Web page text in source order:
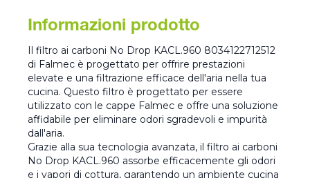
Informazioni prodotto
Il filtro ai carboni No Drop KACL.960 8034122712512
di Falmec è progettato per offrire prestazioni
elevate e una filtrazione efficace dell'aria nella tua
cucina. Questo filtro è progettato per essere
utilizzato con le cappe Falmec e offre una soluzione
affidabile per eliminare odori sgradevoli e impurità
dall'aria.
Grazie alla sua tecnologia avanzata, il filtro ai carboni
No Drop KACL.960 assorbe efficacemente gli odori
e i vapori di cottura, garantendo un ambiente cucina